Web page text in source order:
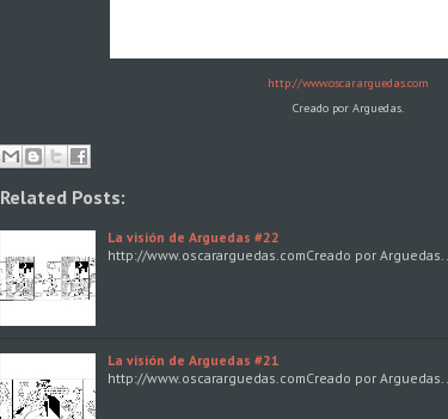
http://www.oscararguedas.com
Creado por Arguedas.
Related Posts:
La visión de Arguedas #22
http://www.oscararguedas.comCreado por Arguedas.…
La visión de Arguedas #21
http://www.oscararguedas.comCreado por Arguedas.…